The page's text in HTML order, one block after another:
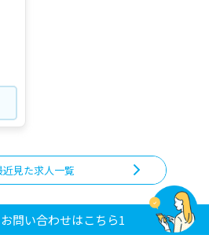
近見た求人一覧
問い合わせはこちら1